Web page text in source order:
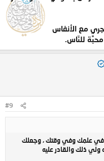
مع الأنفاس
للنّاس.
#9
وفي علمك وفي وقتك ، وجعلك
ذلك والقادر عليه